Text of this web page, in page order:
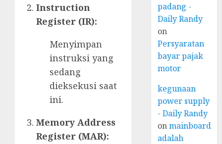
Instruction
Register (IR):
Menyimpan
instruksi yang
sedang
dieksekusi saat
ini.
Memory Address
Register (MAR):
padang -
Daily Randy
on
Persyaratan
bayar pajak
motor
kegunaan
power supply
- Daily Randy
onmainboard
adalah